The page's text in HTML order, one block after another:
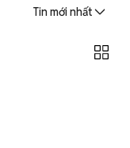
Tin mới nhất